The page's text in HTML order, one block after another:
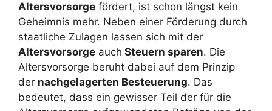
Altersvorsorge fördert, ist schon längst kein
Geheimnis mehr. Neben einer Förderung durch
staatliche Zulagen lassen sich mit der
Altersvorsorge auch Steuern sparen. Die
Altersvorsorge beruht dabei auf dem Prinzip
der nachgelagerten Besteuerung. Das
bedeutet, dass ein gewisser Teil der für die